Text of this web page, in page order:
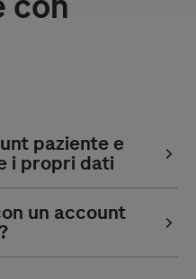
paziente e
i propri dati
un account